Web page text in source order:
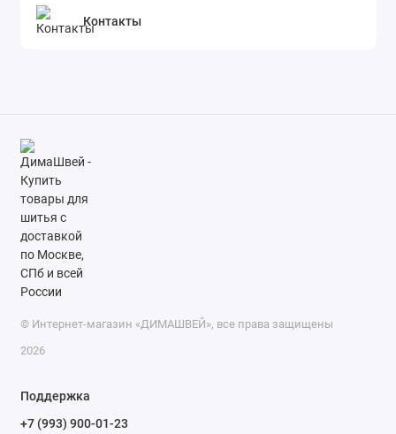
Контакты
© Интернет-магазин «ДИМАШВЕЙ», все права защищены
2026
Поддержка
+7 (993) 900-01-23